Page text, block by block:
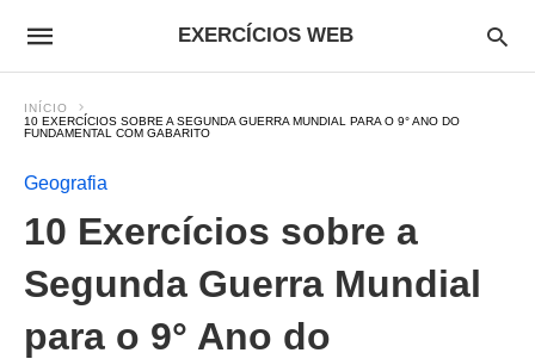
EXERCÍCIOS WEB
INÍCIO
10 EXERCÍCIOS SOBRE A SEGUNDA GUERRA MUNDIAL PARA O 9° ANO DO
FUNDAMENTAL COM GABARITO
Geografia
10 Exercícios sobre a
Segunda Guerra Mundial
para o 9° Ano do